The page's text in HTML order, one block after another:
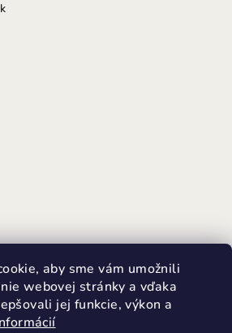
aby sme vám umožnili
webovej stránky a vďaka
jej funkcie, výkon a